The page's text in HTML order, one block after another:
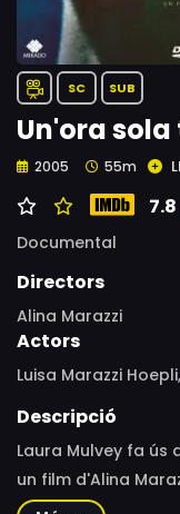
SC SUB
Un'ora
2005 55m
7.8
Documental
Directors
Alina Marazzi
Actors
Luisa Marazzi
Descripció
Laura Mulvey fa
un film d'Alina
col·lectiu (fet a